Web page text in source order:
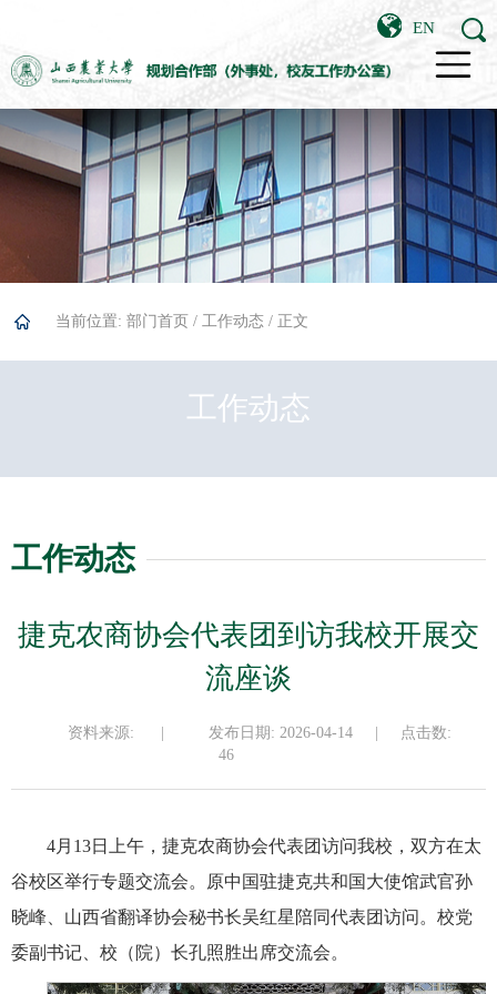
EN
当前位置: 部门首页 / 工作动态 / 正文
工作动态
工作动态
捷克农商协会代表团到访我校开展交
流座谈
资料来源: | 发布日期: 2026-04-14 |
点击数:
46
4月13日上午，捷克农商协会代表团访问我校，双方在太
谷校区举行专题交流会。原中国驻捷克共和国大使馆武官孙
晓峰、山西省翻译协会秘书长吴红星陪同代表团访问。校党
委副书记、校（院）长孔照胜出席交流会。